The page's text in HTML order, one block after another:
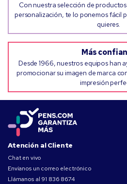
Con nuestra selección de
personalización, te lo ponemos fácil
quieres.
Más
Desde 1966, nuestros equipos han
promocionar su imagen de marca
impresión
Atención al Cliente
Chat en vivo
Envíanos un correo electrónico
Llámanos al 91 836 8674